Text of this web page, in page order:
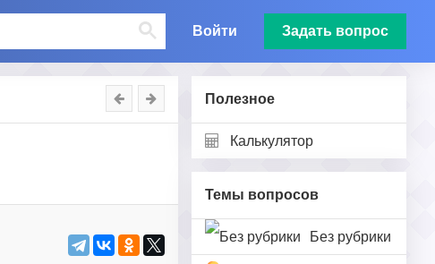
Войти Задать вопрос
Полезное
Калькулятор
Темы вопросов
Без рубрики